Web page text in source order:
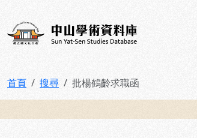
中山學術資料庫
首頁 搜尋 批楊鶴齡求職函